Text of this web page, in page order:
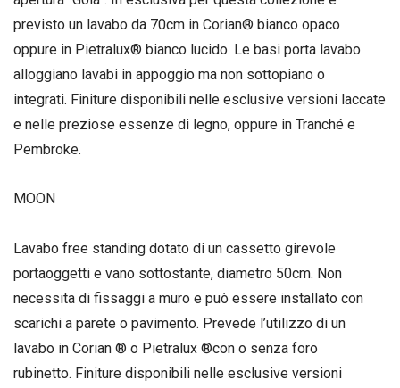
previsto un lavabo da 70cm in Corian® bianco opaco
oppure in Pietralux® bianco lucido. Le basi porta lavabo
alloggiano lavabi in appoggio ma non sottopiano o
integrati. Finiture disponibili nelle esclusive versioni laccate
e nelle preziose essenze di legno, oppure in Tranché e
Pembroke.
MOON
Lavabo free standing dotato di un cassetto girevole
portaoggetti e vano sottostante, diametro 50cm. Non
necessita di fissaggi a muro e può essere installato con
scarichi a parete o pavimento. Prevede l’utilizzo di un
lavabo in Corian ® o Pietralux ®con o senza foro
rubinetto. Finiture disponibili nelle esclusive versioni